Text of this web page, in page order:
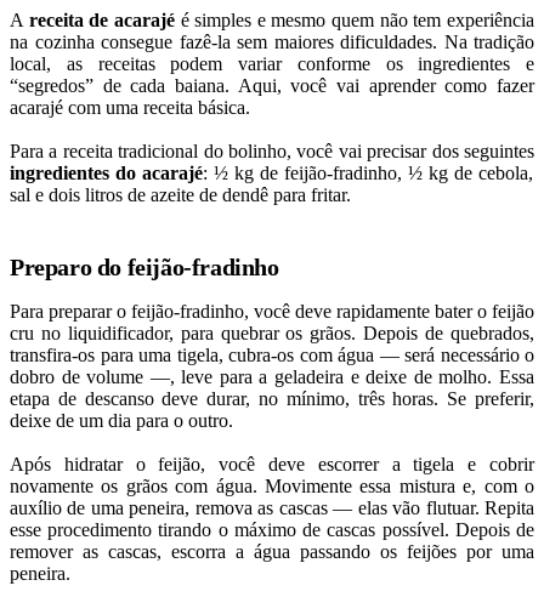
A receita de acarajéé simples e mesmo quem não tem experiência
na cozinha consegue fazê-la sem maiores dificuldades. Na tradição
local, as receitas podem variar conforme os ingredientes e
“segredos” de cada baiana. Aqui, você vai aprender como fazer
acarajé com uma receita básica.
Para a receita tradicional do bolinho, você vai precisar dos seguintes
ingredientes do acarajé: ½ kg de feijão-fradinho, ½ kg de cebola,
sal e dois litros de azeite de dendê para fritar.
Preparo do feijão-fradinho
Para preparar o feijão-fradinho, você deve rapidamente bater o feijão
cru no liquidificador, para quebrar os grãos. Depois de quebrados,
transfira-os para uma tigela, cubra-os com água — será necessário o
dobro de volume —, leve para a geladeira e deixe de molho. Essa
etapa de descanso deve durar, no mínimo, três horas. Se preferir,
deixe de um dia para o outro.
Após hidratar o feijão, você deve escorrer a tigela e cobrir
novamente os grãos com água. Movimente essa mistura e, com o
auxílio de uma peneira, remova as cascas — elas vão flutuar. Repita
esse procedimento tirando o máximo de cascas possível. Depois de
remover as cascas, escorra a água passando os feijões por uma
peneira.